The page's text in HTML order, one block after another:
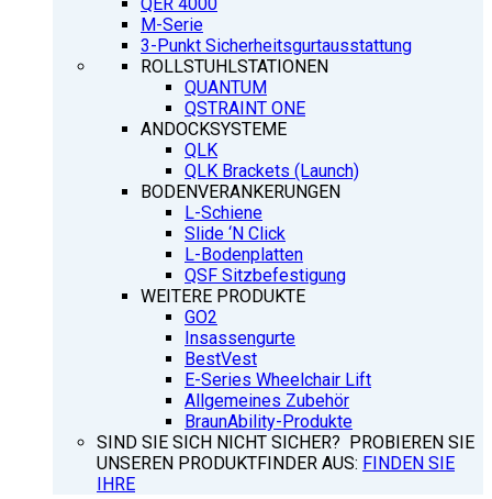
QER 4000
M-Serie
3-Punkt Sicherheitsgurtausstattung
ROLLSTUHLSTATIONEN
QUANTUM
QSTRAINT ONE
ANDOCKSYSTEME
QLK
QLK Brackets (Launch)
BODENVERANKERUNGEN
L-Schiene
Slide ‘N Click
L-Bodenplatten
QSF Sitzbefestigung
WEITERE PRODUKTE
GO2
Insassengurte
BestVest
E-Series Wheelchair Lift
Allgemeines Zubehör
BraunAbility-Produkte
SIND SIE SICH NICHT SICHER? PROBIEREN SIE
UNSEREN PRODUKTFINDER AUS: FINDEN SIE
IHRE